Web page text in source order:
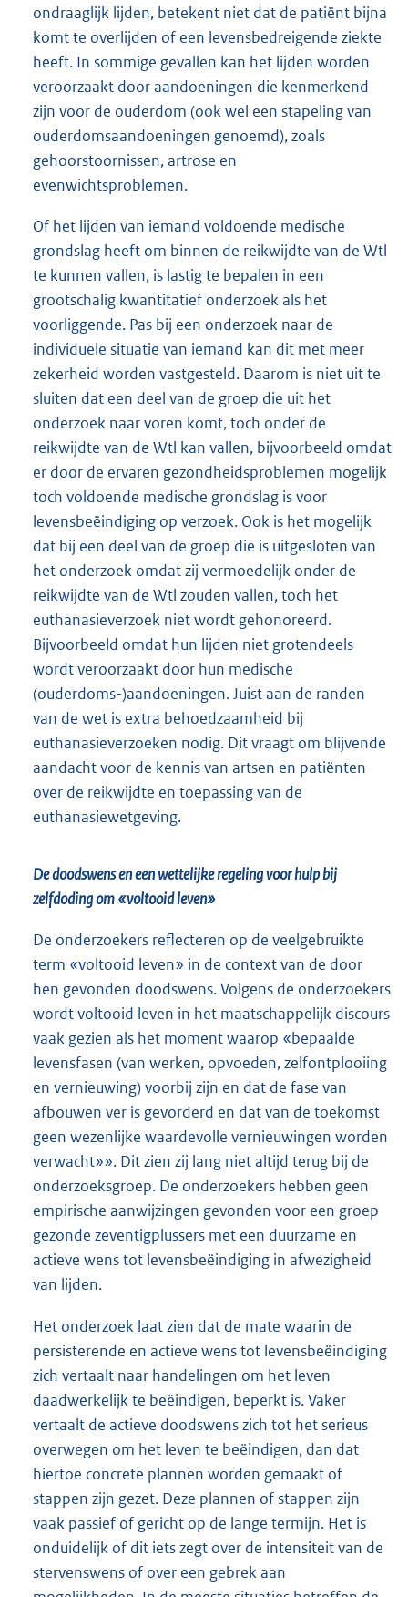
ondraaglijk lijden, betekent niet dat de patiënt bijna
komt te overlijden of een levensbedreigende ziekte
heeft. In sommige gevallen kan het lijden worden
veroorzaakt door aandoeningen die kenmerkend
zijn voor de ouderdom (ook wel een stapeling van
ouderdomsaandoeningen genoemd), zoals
gehoorstoornissen, artrose en
evenwichtsproblemen.
Of het lijden van iemand voldoende medische
grondslag heeft om binnen de reikwijdte van de Wtl
te kunnen vallen, is lastig te bepalen in een
grootschalig kwantitatief onderzoek als het
voorliggende. Pas bij een onderzoek naar de
individuele situatie van iemand kan dit met meer
zekerheid worden vastgesteld. Daarom is niet uit te
sluiten dat een deel van de groep die uit het
onderzoek naar voren komt, toch onder de
reikwijdte van de Wtl kan vallen, bijvoorbeeld omdat
er door de ervaren gezondheidsproblemen mogelijk
toch voldoende medische grondslag is voor
levensbeëindiging op verzoek. Ook is het mogelijk
dat bij een deel van de groep die is uitgesloten van
het onderzoek omdat zij vermoedelijk onder de
reikwijdte van de Wtl zouden vallen, toch het
euthanasieverzoek niet wordt gehonoreerd.
Bijvoorbeeld omdat hun lijden niet grotendeels
wordt veroorzaakt door hun medische
(ouderdoms-)aandoeningen. Juist aan de randen
van de wet is extra behoedzaamheid bij
euthanasieverzoeken nodig. Dit vraagt om blijvende
aandacht voor de kennis van artsen en patiënten
over de reikwijdte en toepassing van de
euthanasiewetgeving.
De doodswens en een wettelijke regeling voor hulp bij
zelfdoding om «voltooid leven»
De onderzoekers reflecteren op de veelgebruikte
term «voltooid leven» in de context van de door
hen gevonden doodswens. Volgens de onderzoekers
wordt voltooid leven in het maatschappelijk discours
vaak gezien als het moment waarop «bepaalde
levensfasen (van werken, opvoeden, zelfontplooiing
en vernieuwing) voorbij zijn en dat de fase van
afbouwen ver is gevorderd en dat van de toekomst
geen wezenlijke waardevolle vernieuwingen worden
verwacht»». Dit zien zij lang niet altijd terug bij de
onderzoeksgroep. De onderzoekers hebben geen
empirische aanwijzingen gevonden voor een groep
gezonde zeventigplussers met een duurzame en
actieve wens tot levensbeëindiging in afwezigheid
van lijden.
Het onderzoek laat zien dat de mate waarin de
persisterende en actieve wens tot levensbeëindiging
zich vertaalt naar handelingen om het leven
daadwerkelijk te beëindigen, beperkt is. Vaker
vertaalt de actieve doodswens zich tot het serieus
overwegen om het leven te beëindigen, dan dat
hiertoe concrete plannen worden gemaakt of
stappen zijn gezet. Deze plannen of stappen zijn
vaak passief of gericht op de lange termijn. Het is
onduidelijk of dit iets zegt over de intensiteit van de
stervenswens of over een gebrek aan